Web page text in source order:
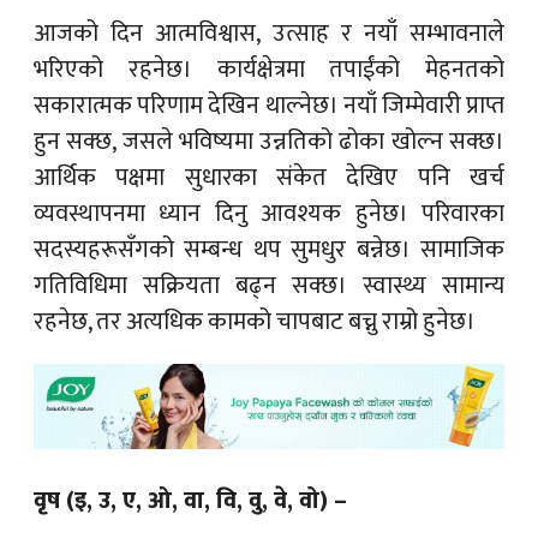
आजको दिन आत्मविश्वास, उत्साह र नयाँ सम्भावनाले
भरिएको रहनेछ। कार्यक्षेत्रमा तपाईंको मेहनतको
सकारात्मक परिणाम देखिन थाल्नेछ। नयाँ जिम्मेवारी प्राप्त
हुन सक्छ, जसले भविष्यमा उन्नतिको ढोका खोल्न सक्छ।
आर्थिक पक्षमा सुधारका संकेत देखिए पनि खर्च
व्यवस्थापनमा ध्यान दिनु आवश्यक हुनेछ। परिवारका
सदस्यहरूसँगको सम्बन्ध थप सुमधुर बन्नेछ। सामाजिक
गतिविधिमा सक्रियता बढ्न सक्छ। स्वास्थ्य सामान्य
रहनेछ, तर अत्यधिक कामको चापबाट बच्नु राम्रो हुनेछ।
वृष (इ, उ, ए, ओ, वा, वि, वु, वे, वो) –